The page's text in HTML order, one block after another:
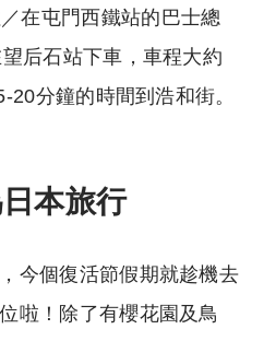
在屯門西鐵站的巴士總
后石站下車，車程大約
20分鐘的時間到浩和街。
本旅行
今個復活節假期就趁機去
啦！除了有櫻花園及鳥